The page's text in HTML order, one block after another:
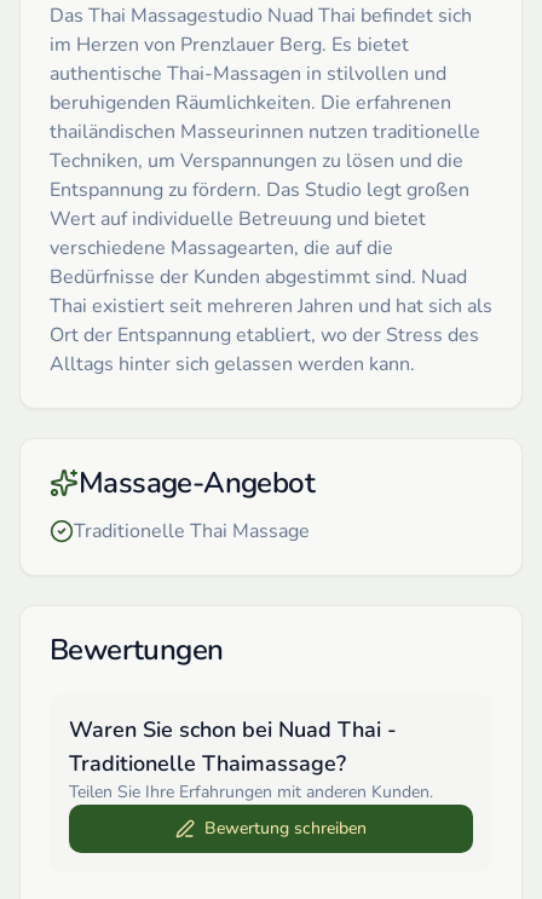
Das Thai Massagestudio Nuad Thai befindet sich
im Herzen von Prenzlauer Berg. Es bietet
authentische Thai-Massagen in stilvollen und
beruhigenden Räumlichkeiten. Die erfahrenen
thailändischen Masseurinnen nutzen traditionelle
Techniken, um Verspannungen zu lösen und die
Entspannung zu fördern. Das Studio legt großen
Wert auf individuelle Betreuung und bietet
verschiedene Massagearten, die auf die
Bedürfnisse der Kunden abgestimmt sind. Nuad
Thai existiert seit mehreren Jahren und hat sich als
Ort der Entspannung etabliert, wo der Stress des
Alltags hinter sich gelassen werden kann.
Massage-Angebot
Traditionelle Thai Massage
Bewertungen
Waren Sie schon bei Nuad Thai -
Traditionelle Thaimassage?
Teilen Sie Ihre Erfahrungen mit anderen Kunden.
Bewertung schreiben